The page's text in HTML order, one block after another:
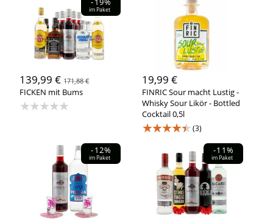
im Paket
139,99 €171,88 €
FICKEN mit Bums
★★★★★
19,99 €
FINRIC Sour macht Lustig -
Whisky Sour Likör - Bottled
Cocktail 0,5l
★★★★★(3)
-12%
im Paket
-11%
im Paket